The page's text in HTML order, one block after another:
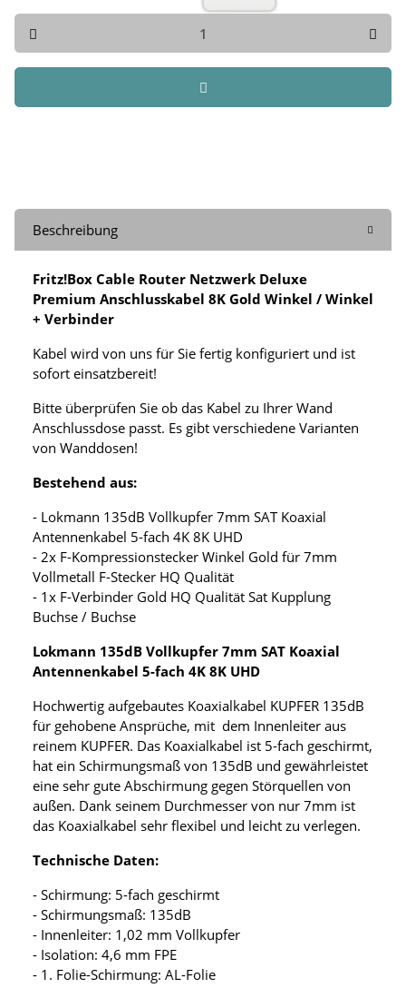
Beschreibung
Fritz!Box Cable Router Netzwerk Deluxe
Premium Anschlusskabel 8K Gold Winkel / Winkel
+ Verbinder
Kabel wird von uns für Sie fertig konfiguriert und ist
sofort einsatzbereit!
Bitte überprüfen Sie ob das Kabel zu Ihrer Wand
Anschlussdose passt. Es gibt verschiedene Varianten
von Wanddosen!
Bestehend aus:
- Lokmann 135dB Vollkupfer 7mm SAT Koaxial
Antennenkabel 5-fach 4K 8K UHD
- 2x F-Kompressionstecker Winkel Gold für 7mm
Vollmetall F-Stecker HQ Qualität
- 1x F-Verbinder Gold HQ Qualität Sat Kupplung
Buchse / Buchse
Lokmann 135dB Vollkupfer 7mm SAT Koaxial
Antennenkabel 5-fach 4K 8K UHD
Hochwertig aufgebautes Koaxialkabel KUPFER 135dB
für gehobene Ansprüche, mit dem Innenleiter aus
reinem KUPFER. Das Koaxialkabel ist 5-fach geschirmt,
hat ein Schirmungsmaß von 135dB und gewährleistet
eine sehr gute Abschirmung gegen Störquellen von
außen. Dank seinem Durchmesser von nur 7mm ist
das Koaxialkabel sehr flexibel und leicht zu verlegen.
Technische Daten:
- Schirmung: 5-fach geschirmt
- Schirmungsmaß: 135dB
- Innenleiter: 1,02 mm Vollkupfer
- Isolation: 4,6 mm FPE
- 1. Folie-Schirmung: AL-Folie